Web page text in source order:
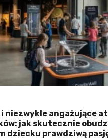
niezwykle angażujące
jak skutecznie
dziecku prawdziwą